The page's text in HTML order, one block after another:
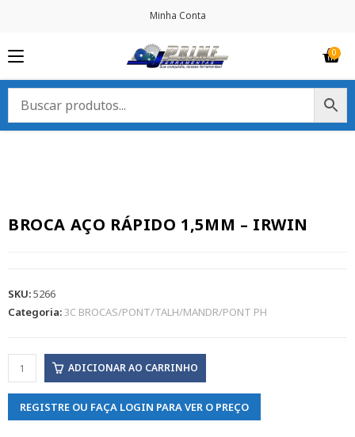
Minha Conta
BROCA AÇO RÁPIDO 1,5MM – IRWIN
SKU:5266
Categoria:3C BROCAS/PONT/TALH/MANDR/PONT PH
ADICIONAR AO CARRINHO
REGISTRE OU FAÇA LOGIN PARA VER O PREÇO